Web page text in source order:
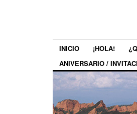
INICIO ¡HOLA!
ANIVERSARIO /